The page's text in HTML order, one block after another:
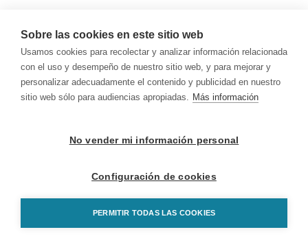
Sobre las cookies en este sitio web
Usamos cookies para recolectar y analizar información relacionada
con el uso y desempeño de nuestro sitio web, y para mejorar y
personalizar adecuadamente el contenido y publicidad en nuestro
sitio web sólo para audiencias apropiadas. Más información
No vender mi información personal
Configuración de cookies
PERMITIR TODAS LAS COOKIES